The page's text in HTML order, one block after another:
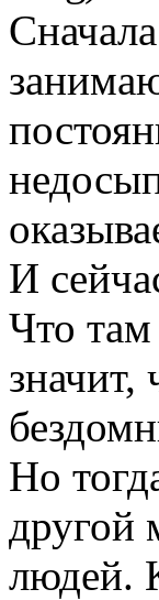
И
Что там
Но
другой
людей.